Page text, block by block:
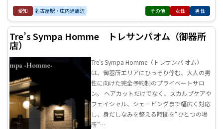
愛知 名古屋駅・庄内通周辺 その他 女性 男性
Tre’s Sympa Homme トレサンパオム（御器所
店）
Tre's Sympa Homme（トレサンパ オム）
は、御器所エリアにひっそり佇む、大人の男
性に向けた完全予約制のプライベートサロ
ン。 ヘアカットだけでなく、スカルプケアや
フェイシャル、シェービングまで幅広く対応
し、身だしなみを整える時間を“ひとつの場
所”…